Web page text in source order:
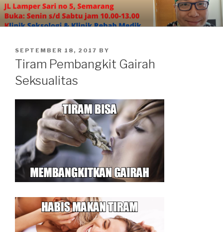
Skip
to
content
POSTED
ON
SEPTEMBER 18, 2017 BY
Tiram Pembangkit Gairah
Seksualitas